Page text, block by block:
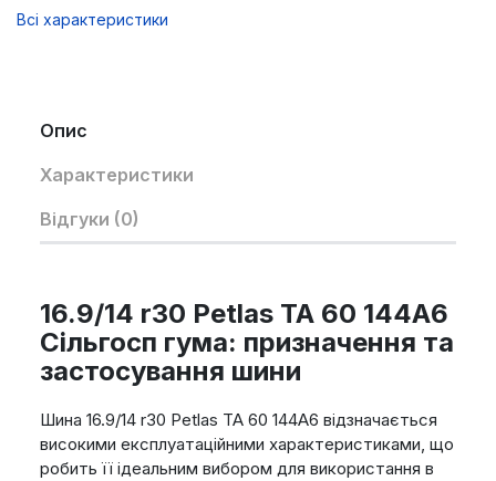
Всі характеристики
Опис
Характеристики
Відгуки (0)
16.9/14 r30 Petlas TA 60 144A6
Сільгосп гума: призначення та
застосування шини
Шина 16.9/14 r30 Petlas TA 60 144A6 відзначається
високими експлуатаційними характеристиками, що
робить її ідеальним вибором для використання в